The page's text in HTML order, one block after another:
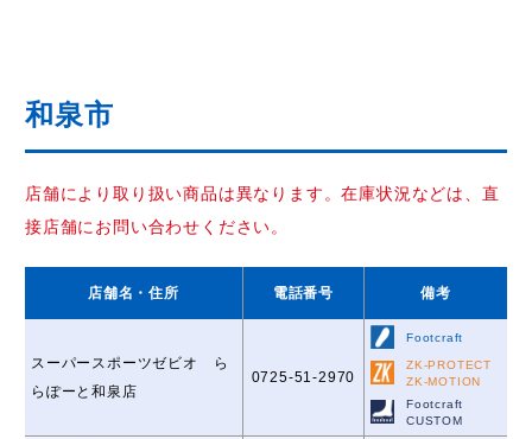
和泉市
店舗により取り扱い商品は異なります。在庫状況などは、直
接店舗にお問い合わせください。
店舗名 ・住所 電話番号 備考
スーパースポーツゼビオ ら
らぽーと和泉店
0725-51-2970
Footcraft
ZK-PROTECT
ZK-MOTION
Footcraft
CUSTOM